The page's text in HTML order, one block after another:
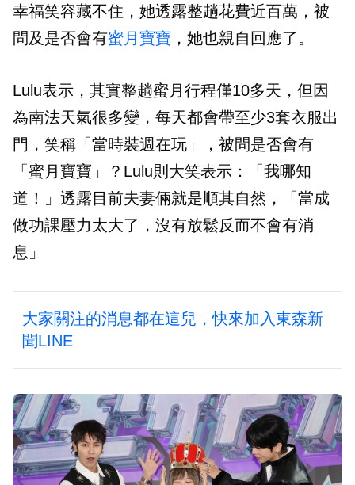
幸福笑容藏不住，她透露整趟花費近百萬，被
問及是否會有蜜月寶寶 ，她也親自回應了。
Lulu表示，其實整趟蜜月行程僅10多天，但因
為南法天氣很多變，每天都會帶至少3套衣服出
門，笑稱「當時裝週在玩」，被問是否會有
「蜜月寶寶」？Lulu則大笑表示：「我哪知
道！」透露目前夫妻倆就是順其自然，「當成
做功課壓力太大了，沒有放鬆反而不會有消
息」
大家關注的消息都在這兒，快來加入東森新
聞LINE